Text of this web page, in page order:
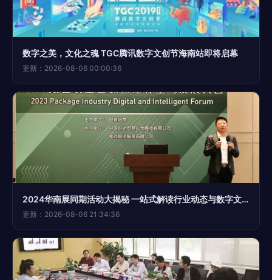
数字之美，文化之魂 TGC腾讯数字文创节海南站即将启幕
更新：2026-08-06 00:00:36
2024华南展同期活动大揭秘 一站式解读行业动态与数字文化创意内容应用
更新：2026-08-06 21:34:36